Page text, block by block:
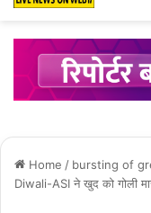
Home / bursting of
Diwali-ASI ने खुद को गोली